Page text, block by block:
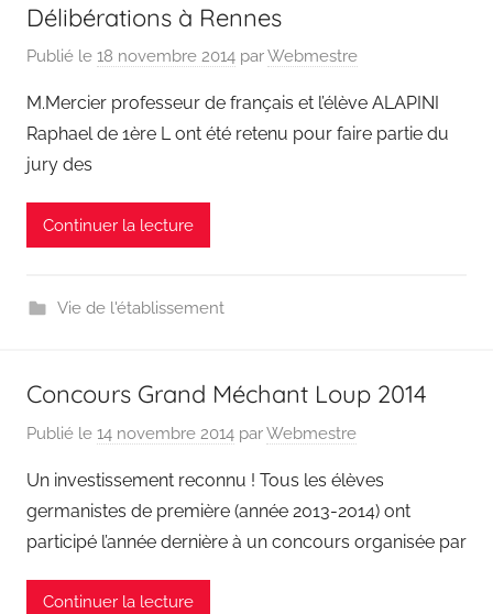
Délibérations à Rennes
Publié le 18 novembre 2014 parWebmestre
M.Mercier professeur de français et l’élève ALAPINI
Raphael de 1ère L ont été retenu pour faire partie du
jury des
Continuer la lecture
Vie de l'établissement
Concours Grand Méchant Loup 2014
Publié le 14 novembre 2014 parWebmestre
Un investissement reconnu ! Tous les élèves
germanistes de première (année 2013-2014) ont
participé l’année dernière à un concours organisée par
Continuer la lecture